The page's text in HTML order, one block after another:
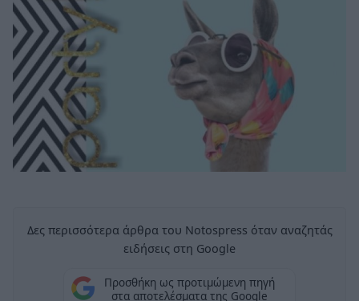
Δες περισσότερα άρθρα του Notospress όταν αναζητάς
ειδήσεις στη Google
Προσθήκη ως προτιμώμενη πηγή
στα αποτελέσματα της Google